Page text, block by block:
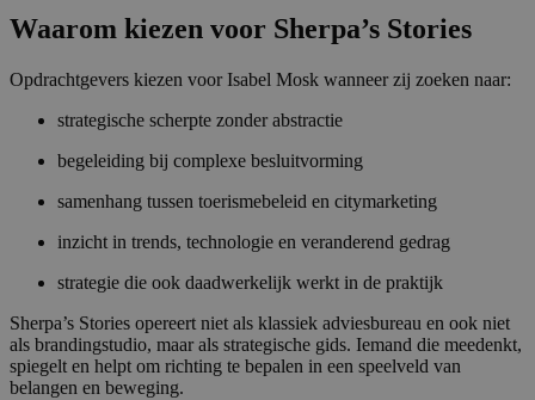
Waarom kiezen voor Sherpa’s Stories
Opdrachtgevers kiezen voor Isabel Mosk wanneer zij zoeken naar:
strategische scherpte zonder abstractie
begeleiding bij complexe besluitvorming
samenhang tussen toerismebeleid en citymarketing
inzicht in trends, technologie en veranderend gedrag
strategie die ook daadwerkelijk werkt in de praktijk
Sherpa’s Stories opereert niet als klassiek adviesbureau en ook niet
als brandingstudio, maar als strategische gids. Iemand die meedenkt,
spiegelt en helpt om richting te bepalen in een speelveld van
belangen en beweging.